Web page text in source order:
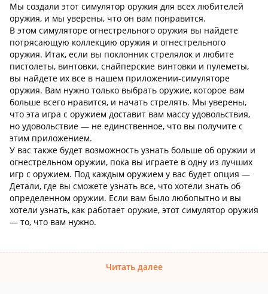
Мы создали этот симулятор оружия для всех любителей
оружия, и мы уверены, что он вам понравится.
В этом симуляторе огнестрельного оружия вы найдете
потрясающую коллекцию оружия и огнестрельного
оружия. Итак, если вы поклонник стрелялок и любите
пистолеты, винтовки, снайперские винтовки и пулеметы,
вы найдете их все в нашем приложении-симуляторе
оружия. Вам нужно только выбрать оружие, которое вам
больше всего нравится, и начать стрелять. Мы уверены,
что эта игра с оружием доставит вам массу удовольствия,
но удовольствие — не единственное, что вы получите с
этим приложением.
У вас также будет возможность узнать больше об оружии и
огнестрельном оружии, пока вы играете в одну из лучших
игр с оружием. Под каждым оружием у вас будет опция —
Детали, где вы сможете узнать все, что хотели знать об
определенном оружии. Если вам было любопытно и вы
хотели узнать, как работает оружие, этот симулятор оружия
— то, что вам нужно.
Читать далее